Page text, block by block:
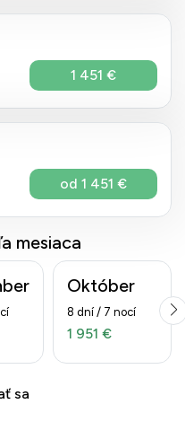
1 451 €
od 1 451 €
mesiaca
Október
8 dní / 7 nocí
1 951 €
sa